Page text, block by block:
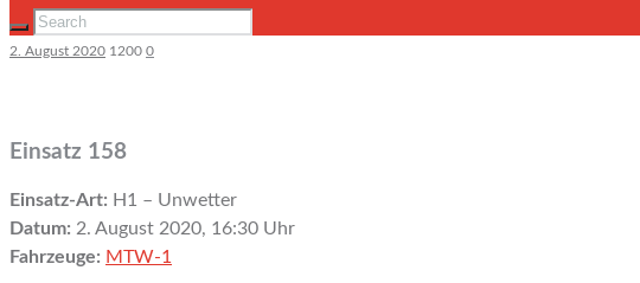
2. August 2020 1200 0
Einsatz 158
Einsatz-Art: H1 – Unwetter
Datum: 2. August 2020, 16:30 Uhr
Fahrzeuge: MTW-1